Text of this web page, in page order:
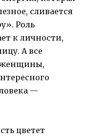
сливается
Роль
к личности,
А все
женщины,
—
цветет